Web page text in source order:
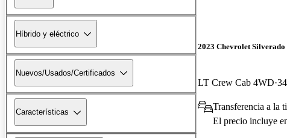
Híbrido y eléctrico
Nuevos/Usados/Certificados
Características
2023 Chevrolet Silverado
LT Crew Cab 4WD
Transferencia a la
El precio incluye